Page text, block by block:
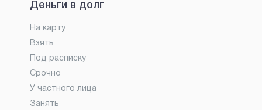
Деньги в долг
На карту
Взять
Под расписку
Срочно
У частного лица
Занять